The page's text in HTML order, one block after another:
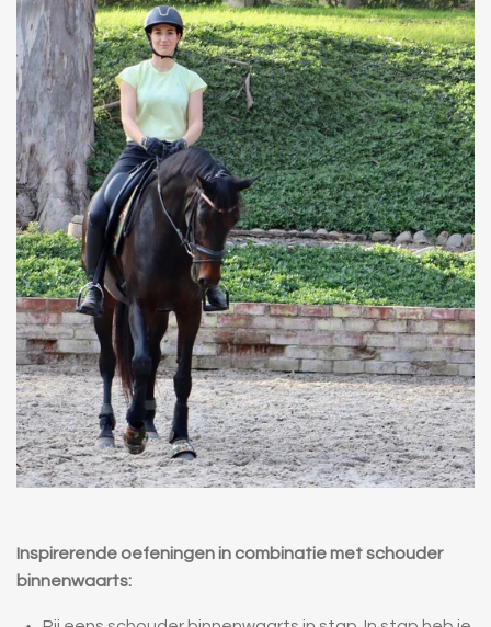
Inspirerende oefeningen in combinatie met schouder
binnenwaarts: